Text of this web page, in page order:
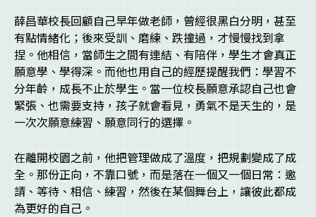
薛昌華校長回顧自己早年做老師，曾經很黑白分明，甚至
有點情緒化；後來受訓、磨練、跌撞過，才慢慢找到拿
捏。他相信，當師生之間有連結、有陪伴，學生才會真正
願意學、學得深。而他也用自己的經歷提醒我們：學習不
分年齡，成長不止於學生。當一位校長願意承認自己也會
緊張、也需要支持，孩子就會看見，勇氣不是天生的，是
一次次願意練習、願意同行的選擇。
在離開校園之前，他把管理做成了溫度，把規劃變成了成
全。那份正向，不靠口號，而是落在一個又一個日常：邀
請、等待、相信、練習，然後在某個舞台上，讓彼此都成
為更好的自己。